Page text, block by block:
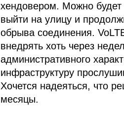
хендовером. Можно будет
выйти на улицу и
обрыва соединения.
внедрять хоть через
административного
инфраструктуру
Хочется надеяться, что
месяцы.